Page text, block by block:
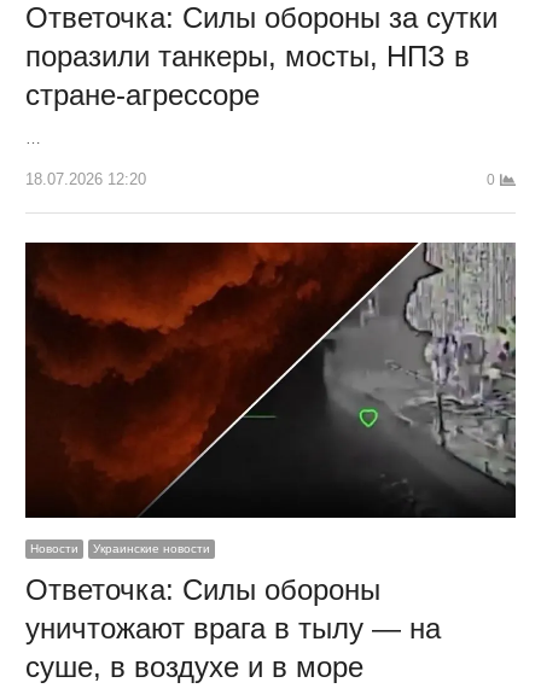
Ответочка: Силы обороны за сутки
поразили танкеры, мосты, НПЗ в
стране-агрессоре
…
18.07.2026 12:20 0
Новости Украинские новости
Ответочка: Силы обороны
уничтожают врага в тылу — на
суше, в воздухе и в море